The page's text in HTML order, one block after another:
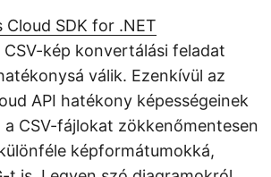
Cloud SDK for .NET
CSV-kép konvertálási feladat
válik. Ezenkívül az
API hatékony képességeinek
a CSV-fájlokat zökkenőmentesen
képformátumokká,